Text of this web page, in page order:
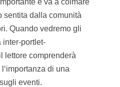
e va a colmare
sentita dalla comunità
Quando vedremo gli
inter-portlet-
lettore comprenderà
di una
eventi.